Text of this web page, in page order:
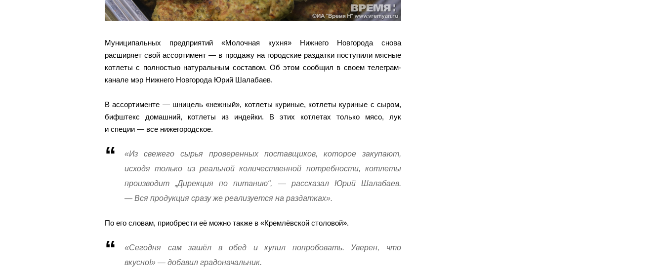
Муниципальных предприятий «Молочная кухня» Нижнего Новгорода снова
расширяет свой ассортимент — в продажу на городские раздатки поступили мясные
котлеты с полностью натуральным составом. Об этом сообщил в своем телеграм-
канале мэр Нижнего Новгорода Юрий Шалабаев.
В ассортименте — шницель «нежный», котлеты куриные, котлеты куриные с сыром,
бифштекс домашний, котлеты из индейки. В этих котлетах только мясо, лук
и специи — все нижегородское.
«Из свежего сырья проверенных поставщиков, которое закупают,
исходя только из реальной количественной потребности, котлеты
производит „Дирекция по питанию“, — рассказал Юрий Шалабаев.
— Вся продукция сразу же реализуется на раздатках».
По его словам, приобрести её можно также в «Кремлёвской столовой».
«Сегодня сам зашёл в обед и купил попробовать. Уверен, что
вкусно!» — добавил градоначальник.